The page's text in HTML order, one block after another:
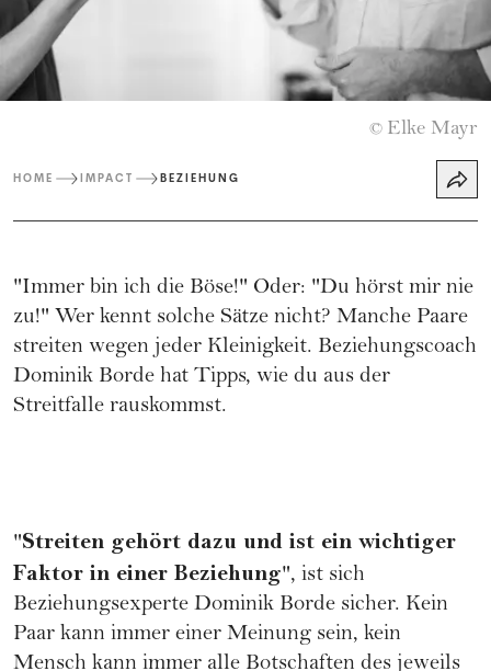
© Elke Mayr
HOME IMPACT BEZIEHUNG
"Immer bin ich die Böse!" Oder: "Du hörst mir nie
zu!" Wer kennt solche Sätze nicht? Manche Paare
streiten wegen jeder Kleinigkeit. Beziehungscoach
Dominik Borde hat Tipps, wie du aus der
Streitfalle rauskommst.
"Streiten gehört dazu und ist ein wichtiger
Faktor in einer Beziehung", ist sich
Beziehungsexperte Dominik Borde sicher. Kein
Paar kann immer einer Meinung sein, kein
Mensch kann immer alle Botschaften des jeweils